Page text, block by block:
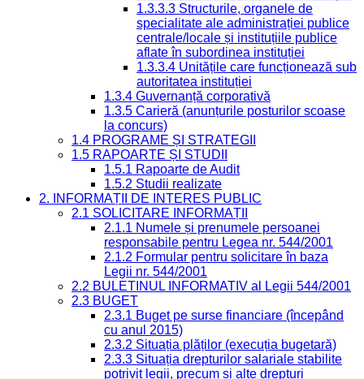
1.3.3.3 Structurile, organele de
specialitate ale administrației publice
centrale/locale și instituțiile publice
aflate în subordinea instituției
1.3.3.4 Unitățile care funcționează sub
autoritatea instituției
1.3.4 Guvernanță corporativă
1.3.5 Carieră (anunțurile posturilor scoase
la concurs)
1.4 PROGRAME ȘI STRATEGII
1.5 RAPOARTE ȘI STUDII
1.5.1 Rapoarte de Audit
1.5.2 Studii realizate
2. INFORMAȚII DE INTERES PUBLIC
2.1 SOLICITARE INFORMAȚII
2.1.1 Numele și prenumele persoanei
responsabile pentru Legea nr. 544/2001
2.1.2 Formular pentru solicitare în baza
Legii nr. 544/2001
2.2 BULETINUL INFORMATIV al Legii 544/2001
2.3 BUGET
2.3.1 Buget pe surse financiare (începând
cu anul 2015)
2.3.2 Situația plăților (execuția bugetară)
2.3.3 Situația drepturilor salariale stabilite
potrivit legii, precum și alte drepturi